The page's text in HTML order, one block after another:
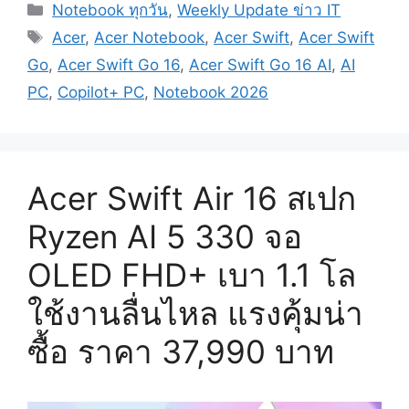
Categories
Notebook ทุกวัน,Weekly Update ข่าว IT
Tags
Acer, Acer Notebook, Acer Swift, Acer Swift
Go, Acer Swift Go 16, Acer Swift Go 16 AI, AI
PC, Copilot+ PC, Notebook 2026
Acer Swift Air 16 สเปก
Ryzen AI 5 330 จอ
OLED FHD+ เบา 1.1 โล
ใช้งานลื่นไหล แรงคุ้มน่า
ซื้อ ราคา 37,990 บาท